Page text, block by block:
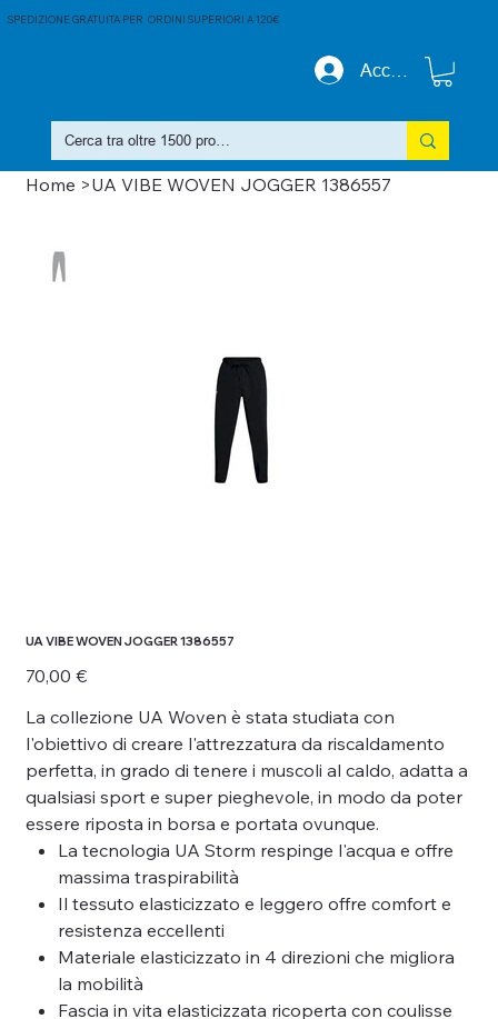
Accedi
SPEDIZIONE GRATUITA PER ORDINI SUPERIORI A 120€
Home >UA VIBE WOVEN JOGGER 1386557
UA VIBE WOVEN JOGGER 1386557
Prezzo
70,00 €
La collezione UA Woven è stata studiata con
l'obiettivo di creare l'attrezzatura da riscaldamento
perfetta, in grado di tenere i muscoli al caldo, adatta a
qualsiasi sport e super pieghevole, in modo da poter
essere riposta in borsa e portata ovunque.
La tecnologia UA Storm respinge l'acqua e offre
massima traspirabilità
Il tessuto elasticizzato e leggero offre comfort e
resistenza eccellenti
Materiale elasticizzato in 4 direzioni che migliora
la mobilità
Fascia in vita elasticizzata ricoperta con coulisse